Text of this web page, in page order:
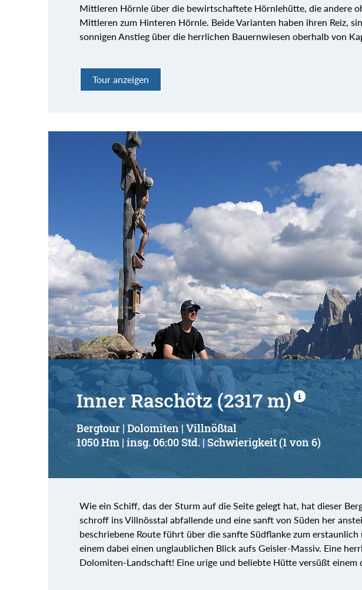
Mittleren Hörnle über die bewirtschaftete Hörnlehütte, die andere
Mittleren zum Hinteren Hörnle. Beide Varianten haben ihren Reiz,
sonnigen Anstieg über die herrlichen Bauernwiesen oberhalb von
Tour anzeigen
Inner Raschötz (2317 m)
Bergtour | Dolomiten | Villnößtal
1050 Hm | insg. 06:00 Std. | Schwierigkeit (1 von 6)
Wie ein Schiff, das der Sturm auf die Seite gelegt hat, hat dieser
schroff ins Villnösstal abfallende und eine sanft von Süden her
beschriebene Route führt über die sanfte Südflanke zum
einem dabei einen unglaublichen Blick aufs Geisler-Massiv. Eine
Dolomiten-Landschaft! Eine urige und beliebte Hütte versüßt einem